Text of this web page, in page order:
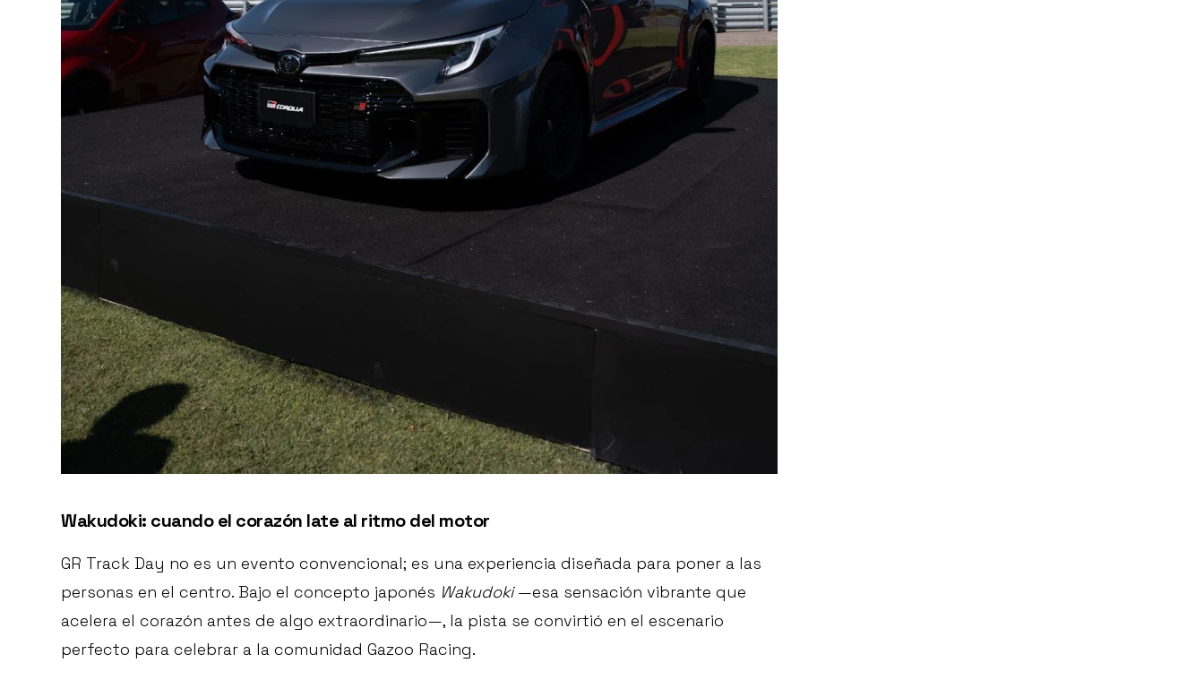
Wakudoki: cuando el corazón late al ritmo del motor
GR Track Day no es un evento convencional; es una experiencia diseñada para poner a las
personas en el centro. Bajo el concepto japonés Wakudoki—esa sensación vibrante que
acelera el corazón antes de algo extraordinario—, la pista se convirtió en el escenario
perfecto para celebrar a la comunidad Gazoo Racing.